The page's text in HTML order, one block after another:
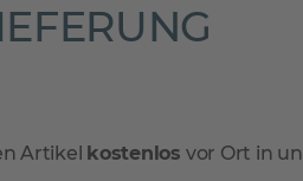
Artikel kostenlos vor Ort in